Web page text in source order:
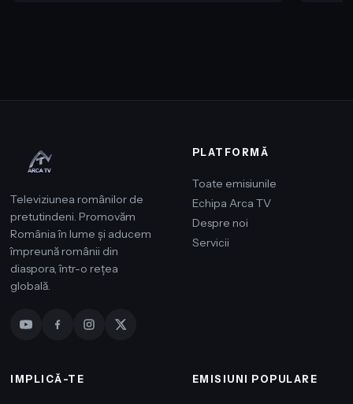
Televiziunea românilor de
pretutindeni. Promovăm
România în lume și aducem
împreună românii din
diaspora, într-o rețea
globală.
PLATFORMĂ
Toate emisiunile
Echipa Arca TV
Despre noi
Servicii
IMPLICĂ-TE EMISIUNI POPULARE